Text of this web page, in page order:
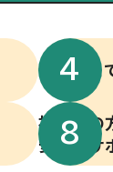
全国どこ
初めての
安心のサ